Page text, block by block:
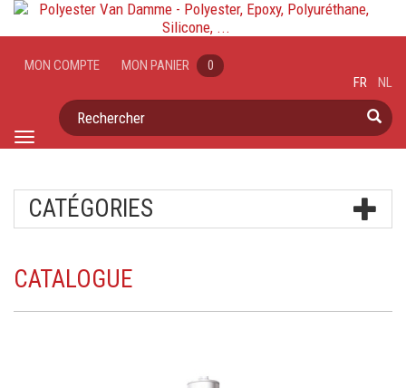
Toggle
MON COMPTE MON PANIER 0
Rechercher
FR NL
CATÉGORIES
CATALOGUE